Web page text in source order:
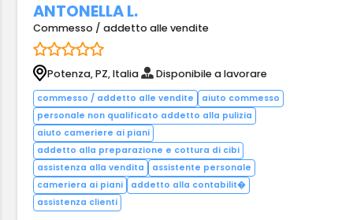
ANTONELLA L.
Commesso / addetto alle vendite
Potenza, PZ, Italia Disponibile a lavorare
commesso / addetto alle vendite
aiuto commesso
personale non qualificato addetto alla pulizia
aiuto cameriere ai piani
addetto alla preparazione e cottura di cibi
assistenza alla vendita
assistente personale
cameriera ai piani
addetto alla contabilit�
assistenza clienti